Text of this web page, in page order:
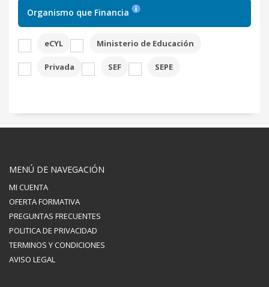
Organismo que Financia
eCYL Ministerio de Educación
Privada SEF SEPE
MENÚ DE NAVEGACIÓN
MI CUENTA
OFERTA FORMATIVA
PREGUNTAS FRECUENTES
POLITICA DE PRIVACIDAD
TERMINOS Y CONDICIONES
AVISO LEGAL